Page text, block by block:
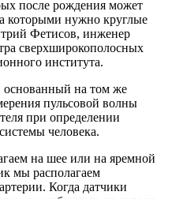
после рождения может
которыми нужно круглые
Фетисов, инженер
сверхширокополосных
института.
на том же
пульсовой волны
при определении
человека.
на шее или на яремной
мы располагаем
Когда датчики